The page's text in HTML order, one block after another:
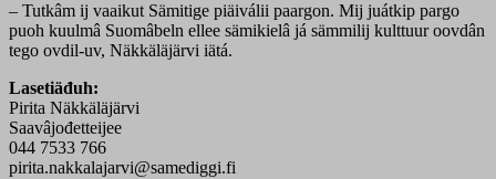
– Tutkâm ij vaaikut Sämitige piäiválii paargon. Mij juátkip pargo
puoh kuulmâ Suomâbeln ellee sämikielâ já sämmilij kulttuur oovdân
tego ovdil-uv, Näkkäläjärvi iätá.
Lasetiäđuh:
Pirita Näkkäläjärvi
Saavâjođetteijee
044 7533 766
pirita.nakkalajarvi@samediggi.fi